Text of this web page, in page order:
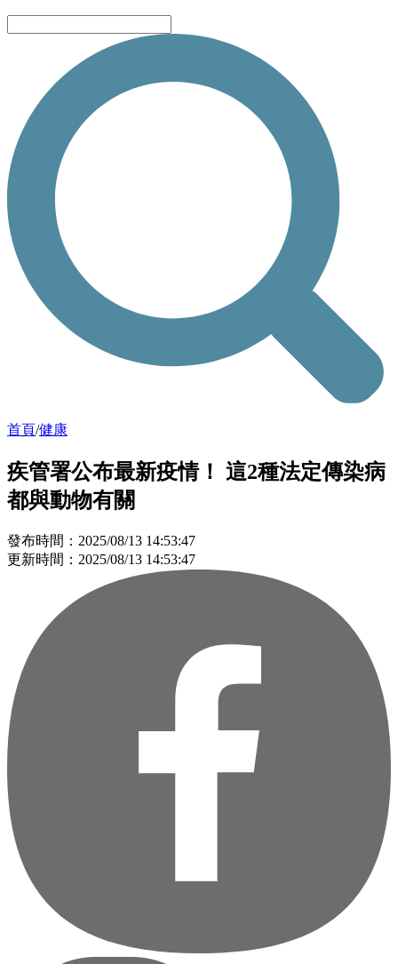
首頁/健康
疾管署公布最新疫情！ 這2種法定傳染病
都與動物有關
發布時間：2025/08/13 14:53:47
更新時間：2025/08/13 14:53:47